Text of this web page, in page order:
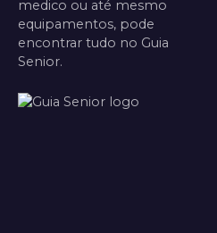
medico ou até mesmo
equipamentos, pode
encontrar tudo no Guia
Senior.